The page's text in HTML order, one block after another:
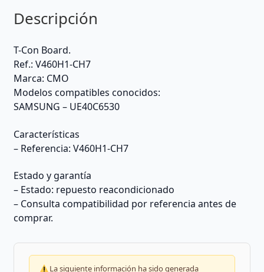
Descripción
T-Con Board.
Ref.: V460H1-CH7
Marca: CMO
Modelos compatibles conocidos:
SAMSUNG – UE40C6530
Características
– Referencia: V460H1-CH7
Estado y garantía
– Estado: repuesto reacondicionado
– Consulta compatibilidad por referencia antes de
comprar.
La siguiente información ha sido generada